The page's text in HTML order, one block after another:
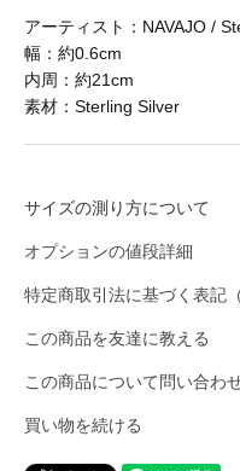
アーティスト：NAVAJO /
幅：約0.6cm
内周：約21cm
素材：Sterling Silver
サイズの測り方について
オプションの値段詳細
特定商取引法に基づく表記
この商品を友達に教える
この商品について問い合わ
買い物を続ける
BTCS
BURLAP OUTFITTER
BUZZ RICKSON'S
CalTop
caocao watch
Carhartt